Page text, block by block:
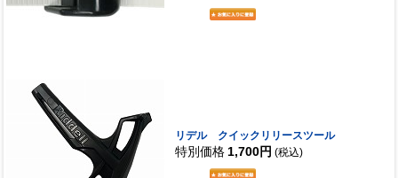
リデル クイックリリースツール
特別価格 1,700円 (税込)